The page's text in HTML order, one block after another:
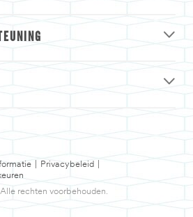
Privacybeleid
rechten voorbehouden.